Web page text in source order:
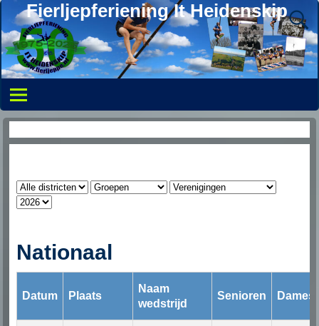
Fierljepferiening It Heidenskip
Nationaal
Datum Plaats
Naam
wedstrijd
Senioren Dames